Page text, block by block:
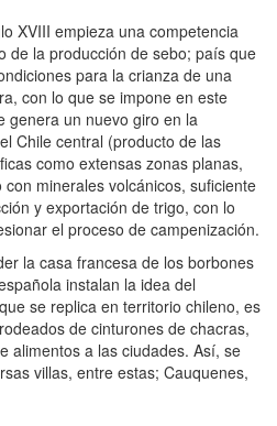
XVIII empieza una competencia
de la producción de sebo; país que
para la crianza de una
con lo que se impone en este
genera un nuevo giro en la
Chile central (producto de las
como extensas zonas planas,
minerales volcánicos, suficiente
y exportación de trigo, con lo
el proceso de campenización.
la casa francesa de los borbones
instalan la idea del
se replica en territorio chileno, es
de cinturones de chacras,
alimentos a las ciudades. Así, se
villas, entre estas; Cauquenes,